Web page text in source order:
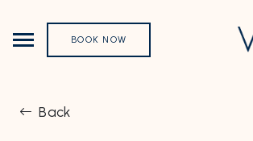
BOOK NOW
Back